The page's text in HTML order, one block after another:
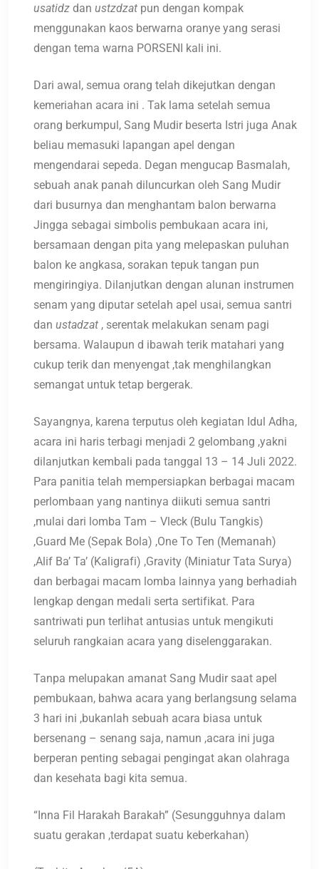
usatidz dan ustzdzat pun dengan kompak
menggunakan kaos berwarna oranye yang serasi
dengan tema warna PORSENI kali ini.
Dari awal, semua orang telah dikejutkan dengan
kemeriahan acara ini . Tak lama setelah semua
orang berkumpul, Sang Mudir beserta Istri juga Anak
beliau memasuki lapangan apel dengan
mengendarai sepeda. Degan mengucap Basmalah,
sebuah anak panah diluncurkan oleh Sang Mudir
dari busurnya dan menghantam balon berwarna
Jingga sebagai simbolis pembukaan acara ini,
bersamaan dengan pita yang melepaskan puluhan
balon ke angkasa, sorakan tepuk tangan pun
mengiringiya. Dilanjutkan dengan alunan instrumen
senam yang diputar setelah apel usai, semua santri
dan ustadzat , serentak melakukan senam pagi
bersama. Walaupun d ibawah terik matahari yang
cukup terik dan menyengat ,tak menghilangkan
semangat untuk tetap bergerak.
Sayangnya, karena terputus oleh kegiatan Idul Adha,
acara ini haris terbagi menjadi 2 gelombang ,yakni
dilanjutkan kembali pada tanggal 13 – 14 Juli 2022.
Para panitia telah mempersiapkan berbagai macam
perlombaan yang nantinya diikuti semua santri
,mulai dari lomba Tam – Vleck (Bulu Tangkis)
,Guard Me (Sepak Bola) ,One To Ten (Memanah)
,Alif Ba’ Ta’ (Kaligrafi) ,Gravity (Miniatur Tata Surya)
dan berbagai macam lomba lainnya yang berhadiah
lengkap dengan medali serta sertifikat. Para
santriwati pun terlihat antusias untuk mengikuti
seluruh rangkaian acara yang diselenggarakan.
Tanpa melupakan amanat Sang Mudir saat apel
pembukaan, bahwa acara yang berlangsung selama
3 hari ini ,bukanlah sebuah acara biasa untuk
bersenang – senang saja, namun ,acara ini juga
berperan penting sebagai pengingat akan olahraga
dan kesehata bagi kita semua.
“Inna Fil Harakah Barakah” (Sesungguhnya dalam
suatu gerakan ,terdapat suatu keberkahan)